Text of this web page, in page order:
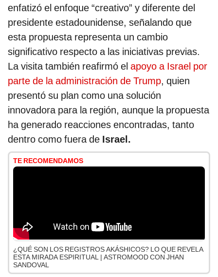
enfatizó el enfoque “creativo” y diferente del
presidente estadounidense, señalando que
esta propuesta representa un cambio
significativo respecto a las iniciativas previas.
La visita también reafirmó el apoyo a Israel por
parte de la administración de Trump, quien
presentó su plan como una solución
innovadora para la región, aunque la propuesta
ha generado reacciones encontradas, tanto
dentro como fuera de Israel.
TE RECOMENDAMOS
¿QUÉ SON LOS REGISTROS AKÁSHICOS? LO QUE REVELA
ESTA MIRADA ESPIRITUAL | ASTROMOOD CON JHAN
SANDOVAL